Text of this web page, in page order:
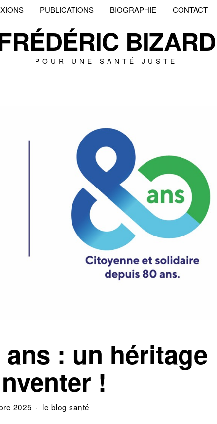
PUBLICATIONS BIOGRAPHIE CONTACT
BIZARD
POUR UNE SANTÉ JUSTE
ans : un héritage
!
2025 le blog santé